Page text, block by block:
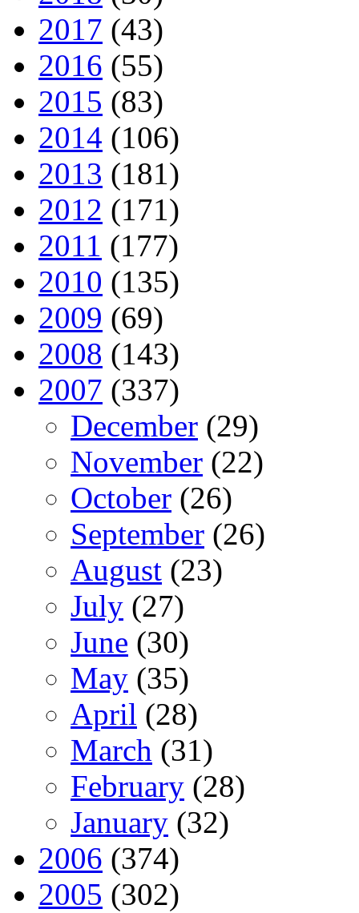
2017 (43)
2016 (55)
2015 (83)
2014 (106)
2013 (181)
2012 (171)
2011 (177)
2010 (135)
2009 (69)
2008 (143)
2007 (337)
December (29)
November (22)
October (26)
September (26)
August (23)
July (27)
June (30)
May (35)
April (28)
March (31)
February (28)
January (32)
2006 (374)
2005 (302)